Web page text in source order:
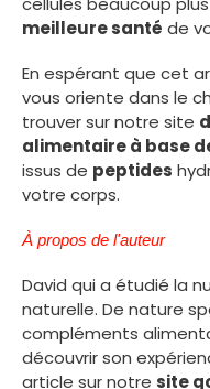
meilleure santé de
En espérant que cet
vous oriente dans le
trouver sur notre site
alimentaire à base
issus de peptides
votre corps.
À propos de l'auteur
David qui a étudié la
naturelle. De nature
compléments
découvrir son
article sur notre site